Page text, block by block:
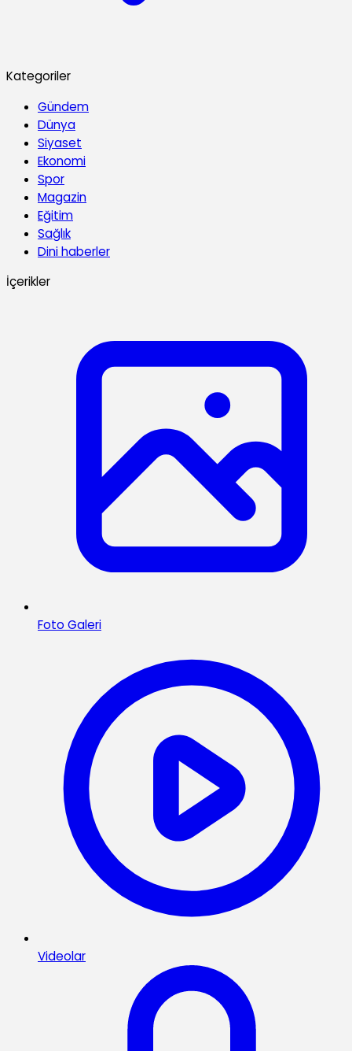
Kategoriler
Gündem
Dünya
Siyaset
Ekonomi
Spor
Magazin
Eğitim
Sağlık
Dini haberler
İçerikler
Foto Galeri
Videolar